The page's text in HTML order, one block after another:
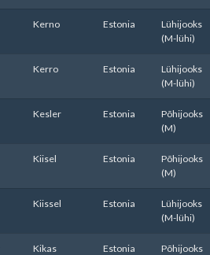
Kerno Estonia
Lühijooks
(M-lühi)
Kerro Estonia
Lühijooks
(M-lühi)
Kesler Estonia
Põhijooks
(M)
Kiisel Estonia
Põhijooks
(M)
Kiissel Estonia
Lühijooks
(M-lühi)
Kikas Estonia
Põhijooks